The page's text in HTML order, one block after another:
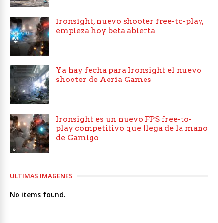
Ironsight, nuevo shooter free-to-play,
empieza hoy beta abierta
Ya hay fecha para Ironsight el nuevo
shooter de Aeria Games
Ironsight es un nuevo FPS free-to-
play competitivo que llega de la mano
de Gamigo
ÚLTIMAS IMÁGENES
No items found.